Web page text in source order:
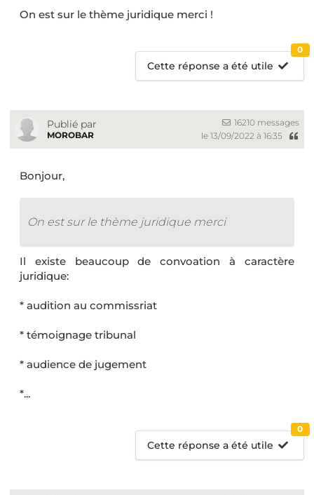
On est sur le thème juridique merci !
Cette réponse a été utile
0
Publié par
MOROBAR
16210 messages
le 13/09/2022 à 16:35
Bonjour,
On est sur le thème juridique merci
Il existe beaucoup de convoation à caractère
juridique:
* audition au commissriat
* témoignage tribunal
* audience de jugement
*...
Cette réponse a été utile
0